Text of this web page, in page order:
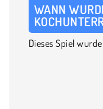
WANN
Dieses Spiel